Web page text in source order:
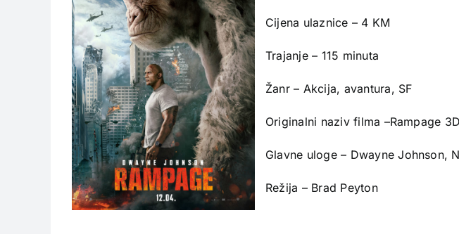
Cijena ulaznice – 4 KM
Trajanje – 115 minuta
Žanr – Akcija, avantura, SF
Originalni naziv filma –Rampage 3D
Glavne uloge – Dwayne Johnson,
Režija – Brad Peyton